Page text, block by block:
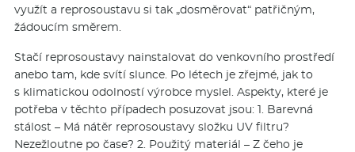
využít a reprosoustavu si tak „dosměrovat“ patřičným,
žádoucím směrem.
Stačí reprosoustavy nainstalovat do venkovního prostředí
anebo tam, kde svítí slunce. Po létech je zřejmé, jak to
s klimatickou odolností výrobce myslel. Aspekty, které je
potřeba v těchto případech posuzovat jsou: 1. Barevná
stálost – Má nátěr reprosoustavy složku UV filtru?
Nezežloutne po čase? 2. Použitý materiál – Z čeho je